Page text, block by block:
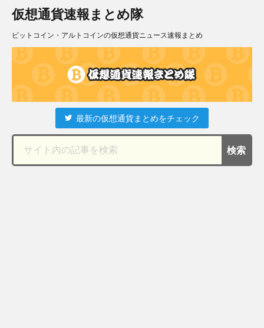
仮想通貨速報まとめ隊
ビットコイン・アルトコインの仮想通貨ニュース速報まとめ
最新の仮想通貨まとめをチェック